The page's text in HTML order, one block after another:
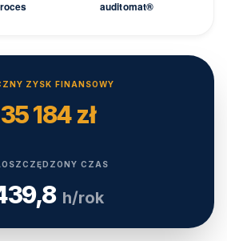
ZYSK FINANSOWY
35 184 zł
CZAS
h/rok